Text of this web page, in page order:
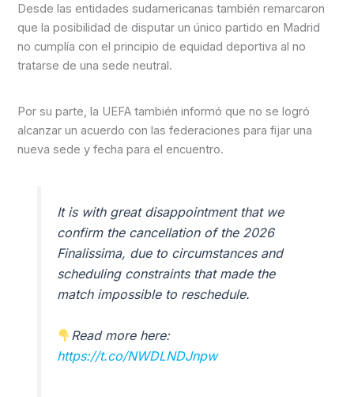
Desde las entidades sudamericanas también remarcaron
que la posibilidad de disputar un único partido en Madrid
no cumplía con el principio de equidad deportiva al no
tratarse de una sede neutral.
Por su parte, la UEFA también informó que no se logró
alcanzar un acuerdo con las federaciones para fijar una
nueva sede y fecha para el encuentro.
It is with great disappointment that we
confirm the cancellation of the 2026
Finalissima, due to circumstances and
scheduling constraints that made the
match impossible to reschedule.
Read more here:
https://t.co/NWDLNDJnpw